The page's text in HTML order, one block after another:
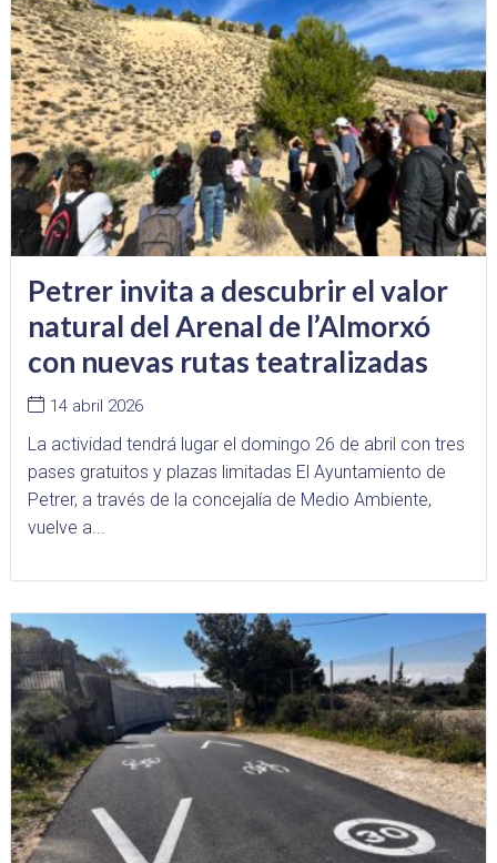
Petrer invita a descubrir el valor
natural del Arenal de l’Almorxó
con nuevas rutas teatralizadas
14 abril 2026
La actividad tendrá lugar el domingo 26 de abril con tres
pases gratuitos y plazas limitadas El Ayuntamiento de
Petrer, a través de la concejalía de Medio Ambiente,
vuelve a...